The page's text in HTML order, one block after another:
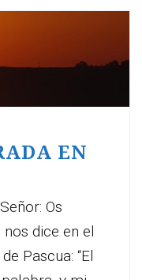
EN
Os
dice en el
Pascua: “El